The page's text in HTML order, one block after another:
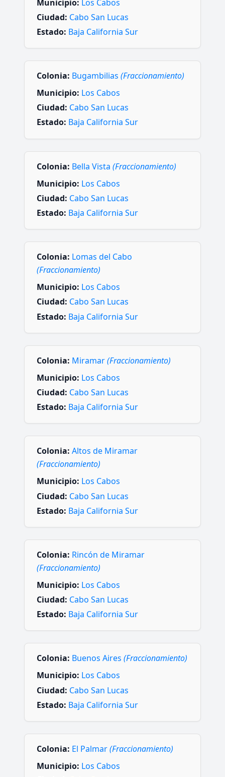
Municipio: Los Cabos
Ciudad: Cabo San Lucas
Estado: Baja California Sur
Colonia: Bugambilias (Fraccionamiento)
Municipio: Los Cabos
Ciudad: Cabo San Lucas
Estado: Baja California Sur
Colonia: Bella Vista (Fraccionamiento)
Municipio: Los Cabos
Ciudad: Cabo San Lucas
Estado: Baja California Sur
Colonia: Lomas del Cabo
(Fraccionamiento)
Municipio: Los Cabos
Ciudad: Cabo San Lucas
Estado: Baja California Sur
Colonia: Miramar(Fraccionamiento)
Municipio: Los Cabos
Ciudad: Cabo San Lucas
Estado: Baja California Sur
Colonia: Altos de Miramar
(Fraccionamiento)
Municipio: Los Cabos
Ciudad: Cabo San Lucas
Estado: Baja California Sur
Colonia: Rincón de Miramar
(Fraccionamiento)
Municipio: Los Cabos
Ciudad: Cabo San Lucas
Estado: Baja California Sur
Colonia: Buenos Aires (Fraccionamiento)
Municipio: Los Cabos
Ciudad: Cabo San Lucas
Estado: Baja California Sur
Colonia: El Palmar(Fraccionamiento)
Municipio: Los Cabos